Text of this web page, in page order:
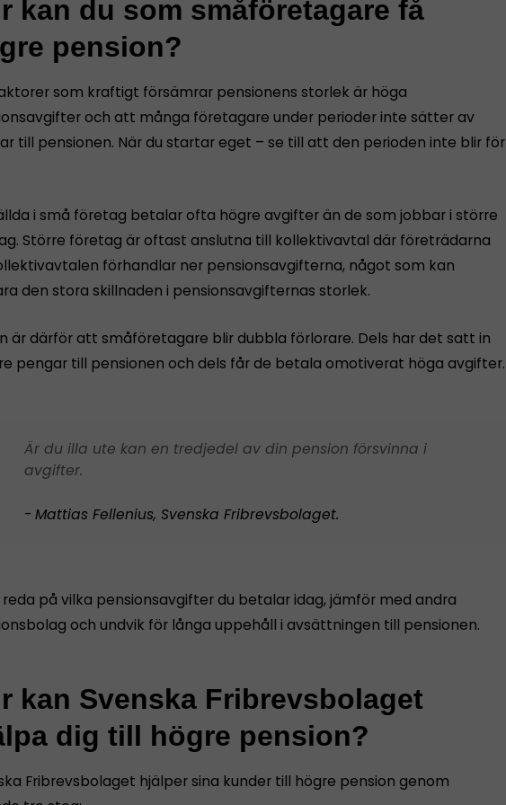
kan du som småföretagare få
pension?
som kraftigt försämrar pensionens storlek är höga
och att många företagare under perioder inte sätter av
till pensionen. När du startar eget – se till att den perioden inte blir för
i små företag betalar ofta högre avgifter än de som jobbar i större
Större företag är oftast anslutna till kollektivavtal där företrädarna
förhandlar ner pensionsavgifterna, något som kan
den stora skillnaden i pensionsavgifternas storlek.
är därför att småföretagare blir dubbla förlorare. Dels har det satt in
pengar till pensionen och dels får de betala omotiverat höga avgifter.
Är du illa ute kan en tredjedel av din pension försvinna i
avgifter.
Mattias Fellenius, Svenska Fribrevsbolaget.
reda på vilka pensionsavgifter du betalar idag, jämför med andra
och undvik för långa uppehåll i avsättningen till pensionen.
kan Svenska Fribrevsbolaget
dig till högre pension?
Fribrevsbolaget hjälper sina kunder till högre pension genom